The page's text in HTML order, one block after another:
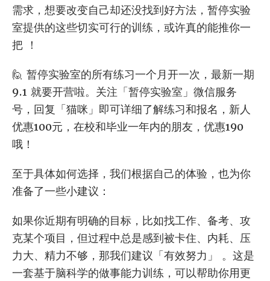
需求，想要改变自己却还没找到好方法，暂停实验
室提供的这些切实可行的训练，或许真的能推你一
把 ！
🙋 暂停实验室的所有练习一个月开一次，最新一期
9.1 就要开营啦。关注「暂停实验室」微信服务
号，回复「猫咪」即可详细了解练习和报名，新人
优惠100元，在校和毕业一年内的朋友，优惠190
哦！
至于具体如何选择，我们根据自己的体验，也为你
准备了一些小建议：
如果你近期有明确的目标，比如找工作、备考、攻
克某个项目，但过程中总是感到被卡住、内耗、压
力大、精力不够，那我们建议「有效努力」 。这是
一套基于脑科学的做事能力训练，可以帮助你用更